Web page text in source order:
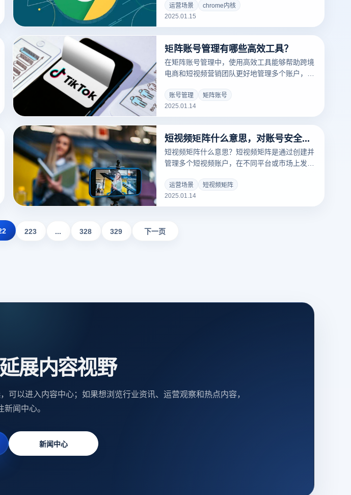
目，注重速度、安全性和稳定性，因此被广泛应
用于各类浏览器中。得益于Chrome核心的高效
引擎和多种优化技术，用户可以享受到更快的页
容性。特别是在多账户管理、跨境电商和社交平
台运营中，Chrome核心的浏览器显得尤为理
想。
运营场景
chrome内核
2025.01.15
矩阵账号管理有哪些高效工具？
在矩阵账号管理中，使用高效工具能够帮助跨境
电商和短视频营销团队更好地管理多个账户，避
平台封禁的风险。以下是一些高效的矩阵账户管
理工具，以及云登防关联浏览器在这些工具中的
应用：
账号管理
矩阵账号
2025.01.14
短视频矩阵什么意思，对账号安全有影响吗？
短视频矩阵什么意思？短视频矩阵是通过创建并
管理多个短视频账户，在不同平台或市场上发布
销效果并扩大受众群体。矩阵的核心在于通过多
个账户的协同作用，形成强大的传播效应，提高
运营场景
短视频矩阵
2025.01.14
223 ... 328 329 下一页
展内容视野
以进入内容中心；如果想浏览行业资讯、运营观察和热点内容，
闻中心。
新闻中心